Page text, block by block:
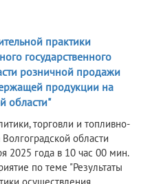
практики
государственного
розничной продажи
продукции на
области"
торговли и топливно-
области
2025 года в 10 час 00 мин.
по теме "Результаты